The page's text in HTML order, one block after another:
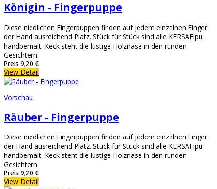
Königin - Fingerpuppe
Diese niedlichen Fingerpuppen finden auf jedem einzelnen Finger
der Hand ausreichend Platz. Stück für Stück sind alle KERSAFipu
handbemalt. Keck steht die lustige Holznase in den runden
Gesichtern.
Preis 9,20 €
View Detail
Vorschau
Räuber - Fingerpuppe
Diese niedlichen Fingerpuppen finden auf jedem einzelnen Finger
der Hand ausreichend Platz. Stück für Stück sind alle KERSAFipu
handbemalt. Keck steht die lustige Holznase in den runden
Gesichtern.
Preis 9,20 €
View Detail